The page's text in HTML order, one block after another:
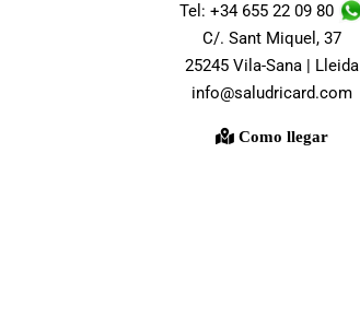
Tel: +34 655 22 09 80
C/. Sant Miquel, 37
25245 Vila-Sana | Lleida
info@saludricard.com
Como llegar